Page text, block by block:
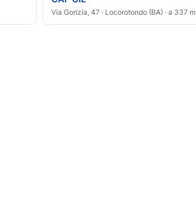
Via Gorizia, 47 · Locorotondo (BA) · a 337 m